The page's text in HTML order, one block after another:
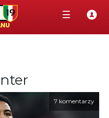
☰
7 komentarzy